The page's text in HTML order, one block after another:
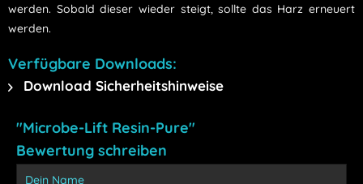
werden. Sobald dieser wieder steigt, sollte das Harz erneuert
werden.
Verfügbare Downloads:
Download Sicherheitshinweise
"Microbe-Lift Resin-Pure"
Bewertung schreiben